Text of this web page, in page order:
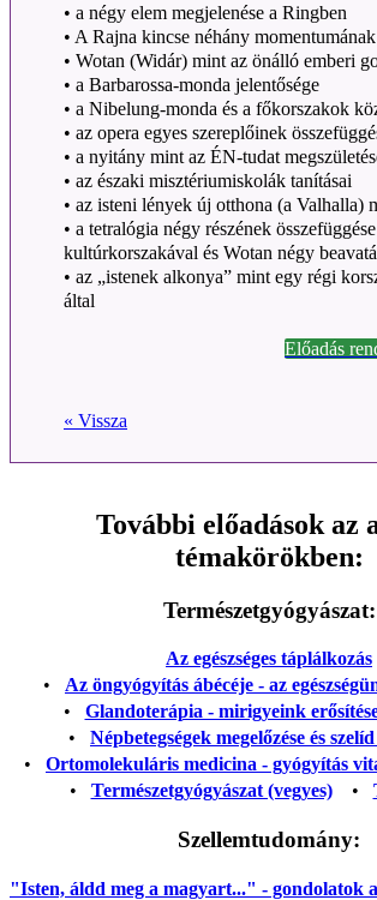
• a négy elem megjelenése a Ringben
• A Rajna kincse néhány
• Wotan (Widár) mint az önálló emberi
• a Barbarossa-monda jelentősége
• a Nibelung-monda és a főkorszakok
• az opera egyes szereplőinek
• a nyitány mint az ÉN-tudat
• az északi misztériumiskolák tanításai
• az isteni lények új otthona (a Valhalla)
• a tetralógia négy részének
kultúrkorszakával és Wotan négy
• az „istenek alkonya” mint egy régi
által
Előadás
« Vissza
További előadások az
témakörökben:
Természetgyógyászat:
Az egészséges táplálkozás
• Az öngyógyítás ábécéje - az
• Glandoterápia - mirigyeink
• Népbetegségek megelőzése és
• Ortomolekuláris medicina - gyógyítás
• Természetgyógyászat (vegyes)•
Szellemtudomány:
"Isten, áldd meg a magyart..." - gondolatok